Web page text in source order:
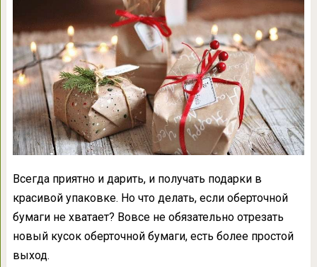
Всегда приятно и дарить, и получать подарки в
красивой упаковке. Но что делать, если оберточной
бумаги не хватает? Вовсе не обязательно отрезать
новый кусок оберточной бумаги, есть более простой
выход.